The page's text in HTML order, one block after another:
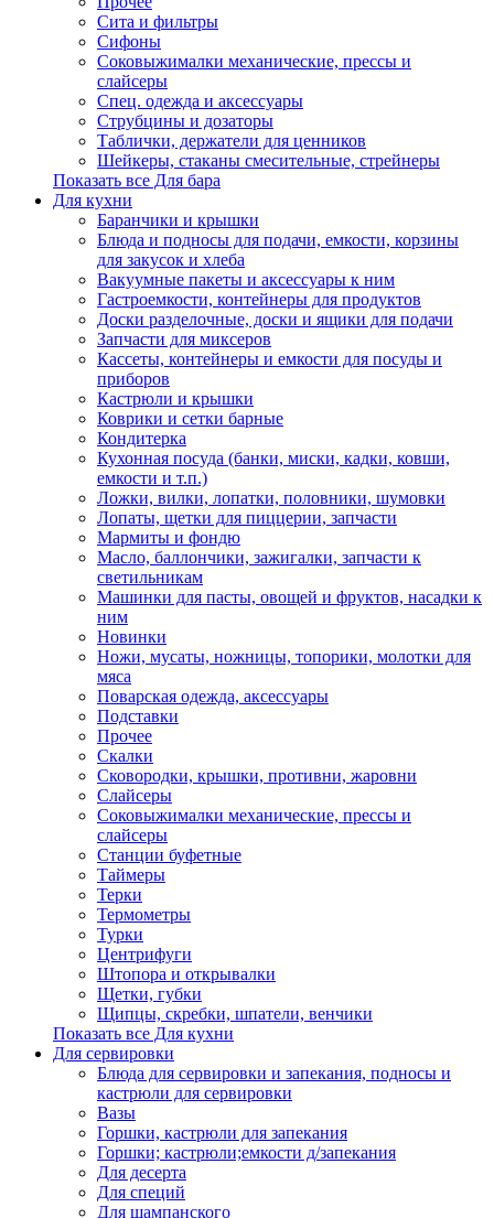
Сита и фильтры
Сифоны
Соковыжималки механические, прессы и
слайсеры
Спец. одежда и аксессуары
Струбцины и дозаторы
Таблички, держатели для ценников
Шейкеры, стаканы смесительные, стрейнеры
Показать все Для бара
Для кухни
Баранчики и крышки
Блюда и подносы для подачи, емкости, корзины
для закусок и хлеба
Вакуумные пакеты и аксессуары к ним
Гастроемкости, контейнеры для продуктов
Доски разделочные, доски и ящики для подачи
Запчасти для миксеров
Кассеты, контейнеры и емкости для посуды и
приборов
Кастрюли и крышки
Коврики и сетки барные
Кондитерка
Кухонная посуда (банки, миски, кадки, ковши,
емкости и т.п.)
Ложки, вилки, лопатки, половники, шумовки
Лопаты, щетки для пиццерии, запчасти
Мармиты и фондю
Масло, баллончики, зажигалки, запчасти к
светильникам
Машинки для пасты, овощей и фруктов, насадки к
ним
Новинки
Ножи, мусаты, ножницы, топорики, молотки для
мяса
Поварская одежда, аксессуары
Подставки
Прочее
Скалки
Сковородки, крышки, противни, жаровни
Слайсеры
Соковыжималки механические, прессы и
слайсеры
Станции буфетные
Таймеры
Терки
Термометры
Турки
Центрифуги
Штопора и открывалки
Щетки, губки
Щипцы, скребки, шпатели, венчики
Показать все Для кухни
Для сервировки
Блюда для сервировки и запекания, подносы и
кастрюли для сервировки
Вазы
Горшки, кастрюли для запекания
Горшки; кастрюли;емкости д/запекания
Для десерта
Для специй
Для шампанского